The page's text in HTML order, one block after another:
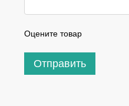
Оцените товар
Отправить